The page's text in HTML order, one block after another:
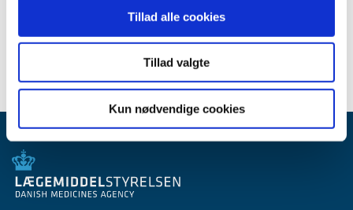
Tillad alle cookies
Tillad valgte
Kun nødvendige cookies